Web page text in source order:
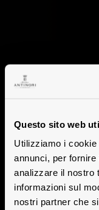
Questo sito web
Utilizziamo i
annunci, per
analizzare il nostro
informazioni sul
nostri partner che